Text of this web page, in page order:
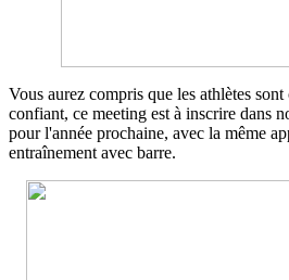
Vous aurez compris que les athlètes
confiant, ce meeting est à inscrire dans
pour l'année prochaine, avec la même
entraînement avec barre.